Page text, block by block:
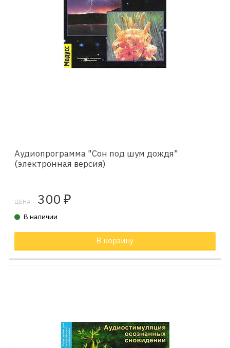
Аудиопрограмма "Сон под шум дождя"
(электронная версия)
ЦЕНА: 300 ₽
В наличии
В корзину